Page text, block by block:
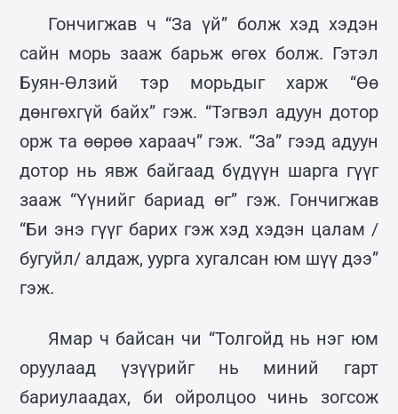
Гончигжав ч “За үй” болж хэд хэдэн
сайн морь зааж барьж өгөх болж. Гэтэл
Буян-Өлзий тэр морьдыг харж “Өө
дөнгөхгүй байх” гэж. “Тэгвэл адуун дотор
орж та өөрөө хараач” гэж. “За” гээд адуун
дотор нь явж байгаад бүдүүн шарга гүүг
зааж “Үүнийг бариад өг” гэж. Гончигжав
“Би энэ гүүг барих гэж хэд хэдэн цалам /
бугуйл/ алдаж, уурга хугалсан юм шүү дээ”
гэж.
Ямар ч байсан чи “Толгойд нь нэг юм
оруулаад үзүүрийг нь миний гарт
бариулаадах, би ойролцоо чинь зогсож